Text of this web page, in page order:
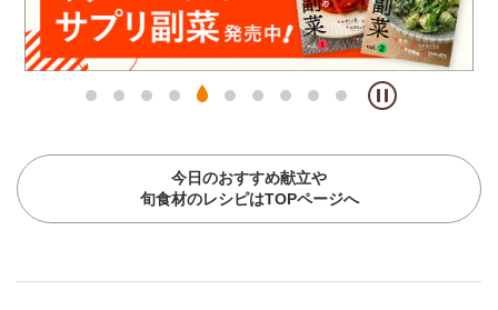
今日のおすすめ献立や
旬食材のレシピはTOPページへ